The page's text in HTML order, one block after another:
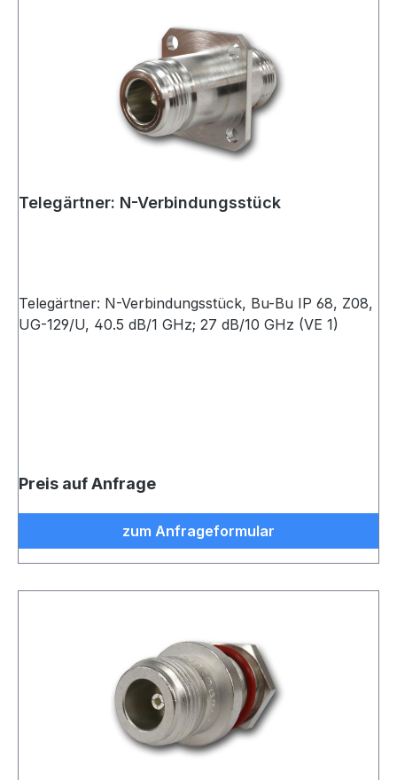
Telegärtner: N-Verbindungsstück
Telegärtner: N-Verbindungsstück, Bu-Bu IP 68, Z08,
UG-129/U, 40.5 dB/1 GHz; 27 dB/10 GHz (VE 1)
Preis auf Anfrage
zum Anfrageformular